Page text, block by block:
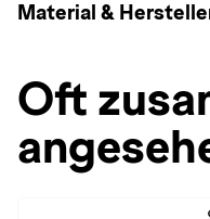
Material &
Oft